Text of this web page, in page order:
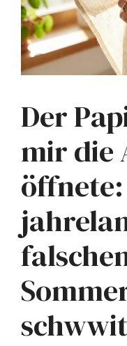
Der
mir die